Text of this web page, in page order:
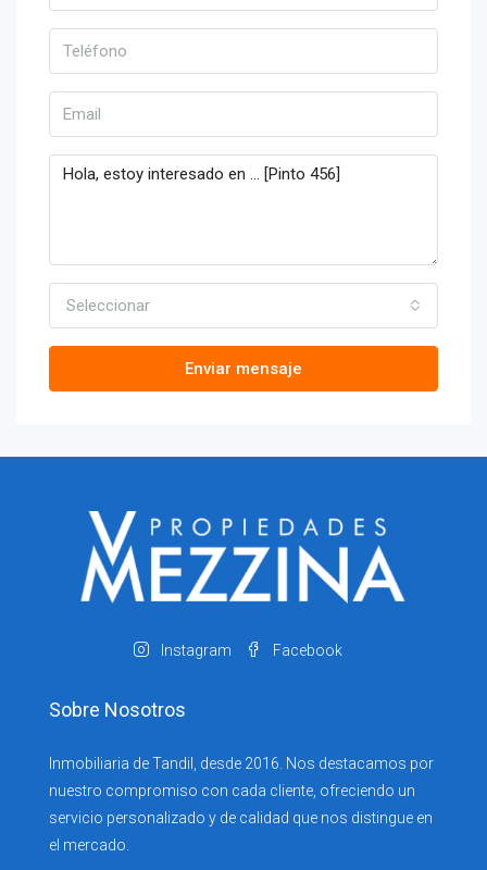
Seleccionar
Enviar mensaje
Instagram Facebook
Sobre Nosotros
Inmobiliaria de Tandil, desde 2016. Nos destacamos por
nuestro compromiso con cada cliente, ofreciendo un
servicio personalizado y de calidad que nos distingue en
el mercado.